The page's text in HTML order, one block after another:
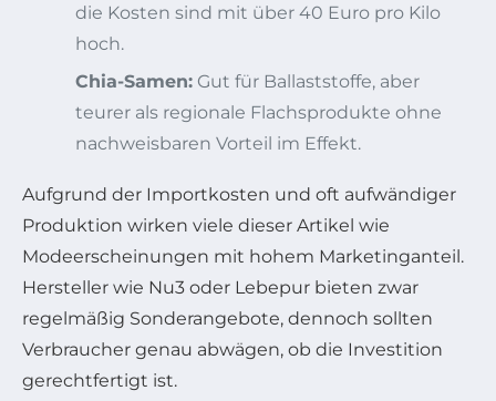
die Kosten sind mit über 40 Euro pro Kilo
hoch.
Chia-Samen: Gut für Ballaststoffe, aber
teurer als regionale Flachsprodukte ohne
nachweisbaren Vorteil im Effekt.
Aufgrund der Importkosten und oft aufwändiger
Produktion wirken viele dieser Artikel wie
Modeerscheinungen mit hohem Marketinganteil.
Hersteller wie Nu3 oder Lebepur bieten zwar
regelmäßig Sonderangebote, dennoch sollten
Verbraucher genau abwägen, ob die Investition
gerechtfertigt ist.